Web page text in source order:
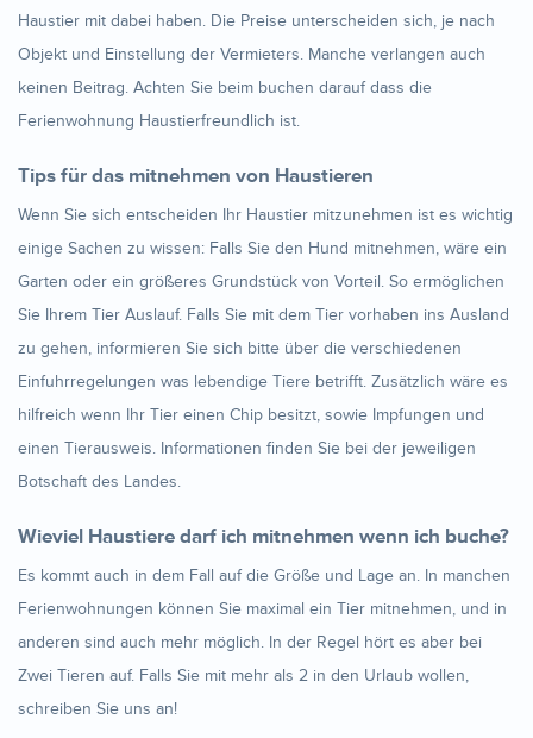
Haustier mit dabei haben. Die Preise unterscheiden sich, je nach
Objekt und Einstellung der Vermieters. Manche verlangen auch
keinen Beitrag. Achten Sie beim buchen darauf dass die
Ferienwohnung Haustierfreundlich ist.
Tips für das mitnehmen von Haustieren
Wenn Sie sich entscheiden Ihr Haustier mitzunehmen ist es wichtig
einige Sachen zu wissen: Falls Sie den Hund mitnehmen, wäre ein
Garten oder ein größeres Grundstück von Vorteil. So ermöglichen
Sie Ihrem Tier Auslauf. Falls Sie mit dem Tier vorhaben ins Ausland
zu gehen, informieren Sie sich bitte über die verschiedenen
Einfuhrregelungen was lebendige Tiere betrifft. Zusätzlich wäre es
hilfreich wenn Ihr Tier einen Chip besitzt, sowie Impfungen und
einen Tierausweis. Informationen finden Sie bei der jeweiligen
Botschaft des Landes.
Wieviel Haustiere darf ich mitnehmen wenn ich buche?
Es kommt auch in dem Fall auf die Größe und Lage an. In manchen
Ferienwohnungen können Sie maximal ein Tier mitnehmen, und in
anderen sind auch mehr möglich. In der Regel hört es aber bei
Zwei Tieren auf. Falls Sie mit mehr als 2 in den Urlaub wollen,
schreiben Sie uns an!